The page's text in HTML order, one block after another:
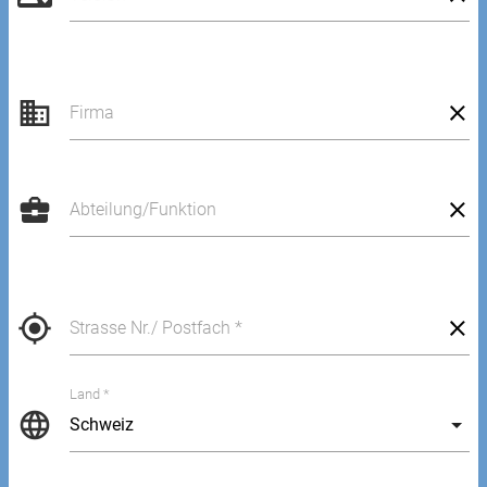
business Firma
business_center Abteilung/Funktion
my_location Strasse Nr./ Postfach *
language
Land *